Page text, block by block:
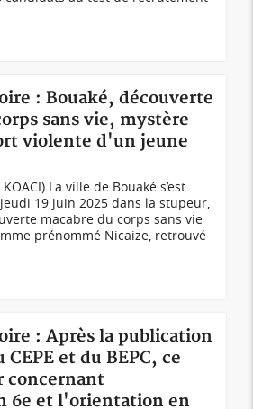
: Bouaké, découverte
sans vie, mystère
violente d'un jeune
La ville de Bouaké s’est
19 juin 2025 dans la stupeur,
macabre du corps sans vie
prénommé Nicaize, retrouvé
: Après la publication
et du BEPC, ce
concernant
6e et l'orientation en